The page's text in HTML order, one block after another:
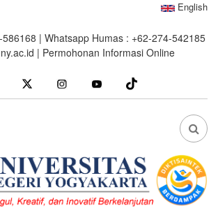
English
| Whatsapp Humas : +62-274-542185
| Permohonan Informasi Online
facebook
Instagram youtube
FA